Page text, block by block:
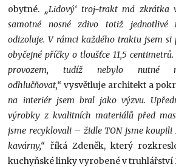
obytné. „Lidový‘ troj-trakt má zkrátka
samotné nosné zdivo totiž jednotlivé
odizoluje. V rámci každého traktu jsem
obyčejné příčky o tloušťce 11,5
provozem, tudíž nebylo nutné
odhlučňovat,“vysvětluje architekt a
na interiér jsem bral jako výzvu.
výrobky z kvalitních materiálů před
jsme recyklovali – židle TON jsme
kavárny,“ říká Zdeněk, který
kuchyňské linky vyrobené v truhlářství